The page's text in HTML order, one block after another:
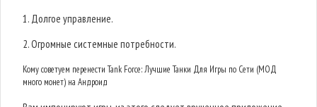
1. Долгое управление.
2. Огромные системные потребности.
Кому советуем перенести Tank Force: Лучшие Танки Для Игры по Сети (МОД
много монет) на Андроид